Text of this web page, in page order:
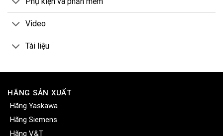
Video
Tài liệu
HÃNG SẢN XUẤT
Hãng Yaskawa
Hãng Siemens
Hãng V&T